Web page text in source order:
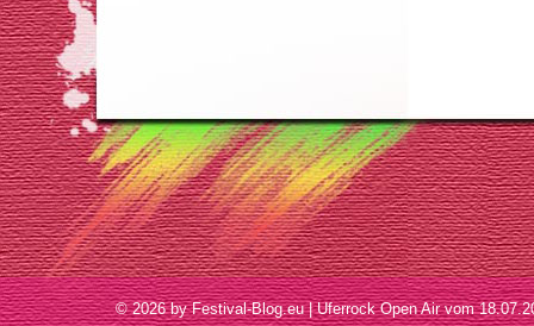
© 2026 by Festival-Blog.eu | Uferrock Open Air vom